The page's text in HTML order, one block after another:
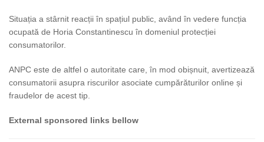
Situația a stârnit reacții în spațiul public, având în vedere funcția
ocupată de Horia Constantinescu în domeniul protecției
consumatorilor.
ANPC este de altfel o autoritate care, în mod obișnuit, avertizează
consumatorii asupra riscurilor asociate cumpărăturilor online și
fraudelor de acest tip.
External sponsored links bellow